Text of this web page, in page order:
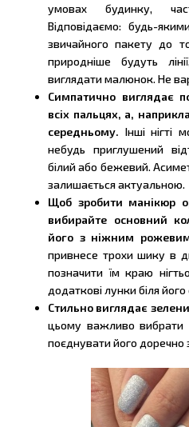
умовах будинку,
Відповідаємо: будь-
звичайного пакету до
природніше будуть
виглядати малюнок. Не
Симпатично виглядає
всіх пальцях, а,
середньому. Інші
небудь приглушений
білий або бежевий.
залишається актуальною.
Щоб зробити манікюр
вибирайте основний
його з ніжним
привнесе трохи шику в
позначити їм краю
додаткові лунки біля
Стильно виглядає
цьому важливо вибрати
поєднувати його доречно